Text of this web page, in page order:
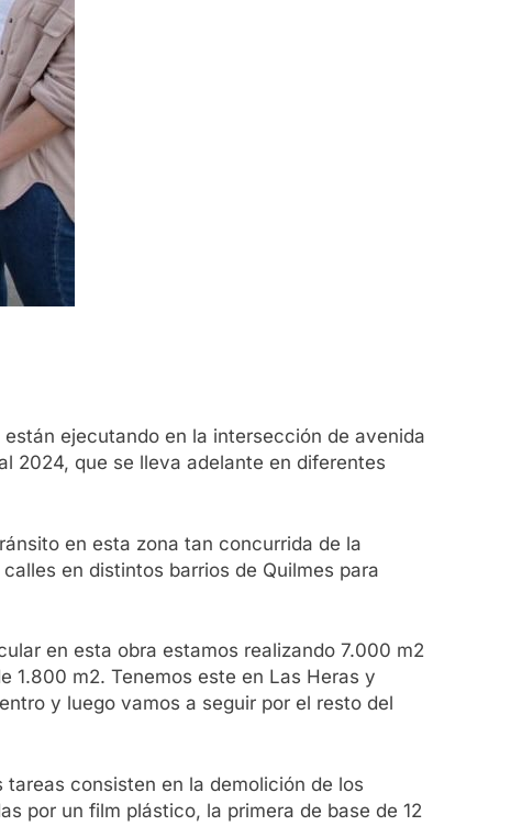
ejecutando en la intersección de avenida
2024, que se lleva adelante en diferentes
en esta zona tan concurrida de la
en distintos barrios de Quilmes para
en esta obra estamos realizando 7.000 m2
1.800 m2. Tenemos este en Las Heras y
y luego vamos a seguir por el resto del
consisten en la demolición de los
por un film plástico, la primera de base de 12